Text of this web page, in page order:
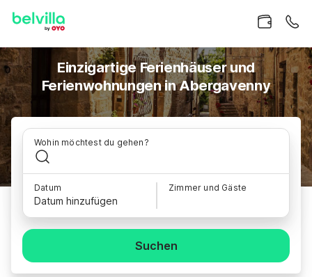
Einzigartige Ferienhäuser und
Ferienwohnungen in Abergavenny
Wohin möchtest du gehen?
Datum
Datum hinzufügen
Zimmer und Gäste
Suchen